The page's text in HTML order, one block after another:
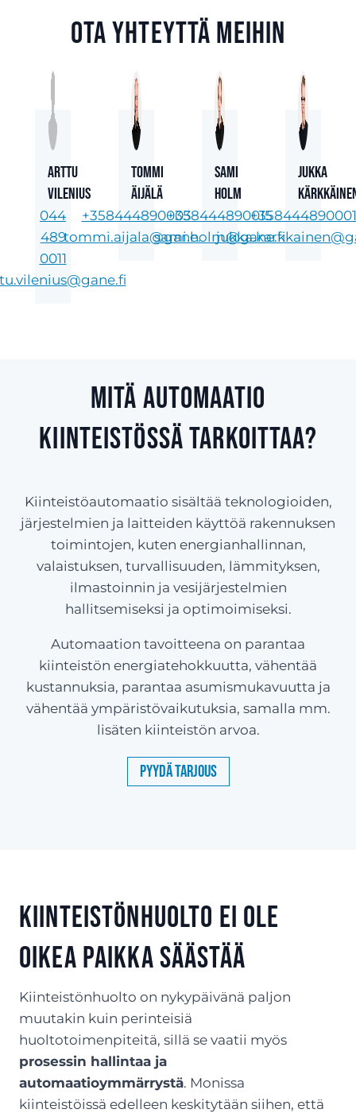
Ota yhteyttä meihin
Arttu
Vilenius
044
489
0011
Tommi
Äijälä
+358444890003
tommi.aijala@gane.fi
Sami
Holm
+358444890015
sami.holm@gane.fi
Jukka
+358444890001
Mitä automaatio
kiinteistössä tarkoittaa?
Kiinteistöautomaatio sisältää teknologioiden,
järjestelmien ja laitteiden käyttöä rakennuksen
toimintojen, kuten energianhallinnan,
valaistuksen, turvallisuuden, lämmityksen,
ilmastoinnin ja vesijärjestelmien
hallitsemiseksi ja optimoimiseksi.
Automaation tavoitteena on parantaa
kiinteistön energiatehokkuutta, vähentää
kustannuksia, parantaa asumismukavuutta ja
vähentää ympäristövaikutuksia, samalla mm.
lisäten kiinteistön arvoa.
Pyydä tarjous
Kiinteistönhuolto ei ole
oikea paikka säästää
Kiinteistönhuolto on nykypäivänä paljon
muutakin kuin perinteisiä
huoltotoimenpiteitä, sillä se vaatii myös
prosessin hallintaa ja
automaatioymmärrystä. Monissa
kiinteistöissä edelleen keskitytään siihen, että